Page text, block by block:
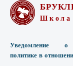
Школа
Уведомление о
политике в